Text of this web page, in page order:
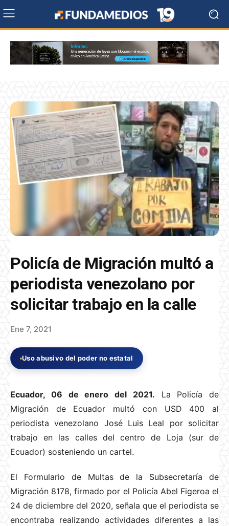
Policía de Migración multó a
periodista venezolano por
solicitar trabajo en la calle
Ene 7, 2021
Uso abusivo del poder no estatal
Ecuador, 06 de enero del 2021. La Policía de
Migración de Ecuador multó con USD 400 al
periodista venezolano José Luis Leal por solicitar
trabajo en las calles del centro de Loja (sur de
Ecuador) sosteniendo un cartel.
El Formulario de Multas de la Subsecretaría de
Migración 8178, firmado por el Policía Abel Figeroa el
24 de diciembre del 2020, señala que el periodista se
encontraba realizando actividades diferentes a las